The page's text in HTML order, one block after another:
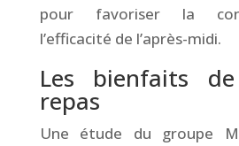
pour favoriser la
l’efficacité de l’après-midi.
Les bienfaits
repas
Une étude du groupe